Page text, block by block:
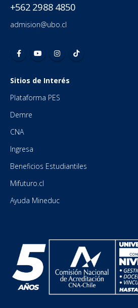
+562 2988 4850
admision@ubo.cl
Sitios de Interés
Plataforma PES
Demre
CNA
Ingresa
Beneficios Estudiantiles
Mifuturo.cl
Ayuda Mineduc